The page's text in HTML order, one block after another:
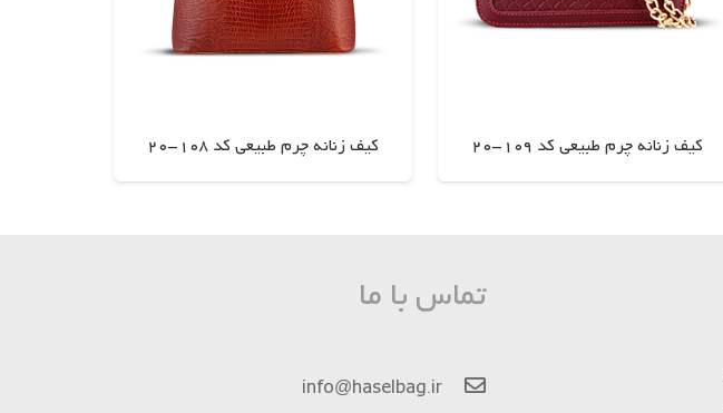
کیف زنانه چرم طبیعی کد 109-20
اطلاعات بیشتر
کیف زنانه چرم طبیعی کد 108-20
اطلاعات بیشتر
تماس با ما
info@haselbag.ir